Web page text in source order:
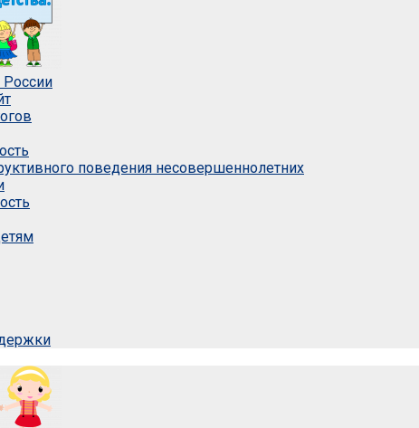
поведения несовершеннолетних